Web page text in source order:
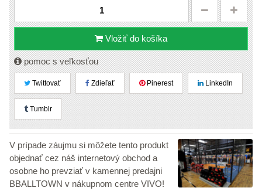
Vložiť do košíka
pomoc s veľkosťou
Twittovať Zdieľať Pinerest LinkedIn
Tumblr
V prípade záujmu si môžete tento produkt
objednať cez náš internetový obchod a
osobne ho prevziať v kamennej predajni
BBALLTOWN v nákupnom centre VIVO!